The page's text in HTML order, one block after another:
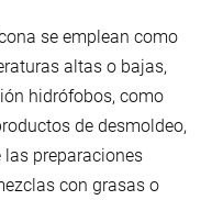
se emplean como
altas o bajas,
hidrófobos, como
de desmoldeo,
las preparaciones
con grasas o